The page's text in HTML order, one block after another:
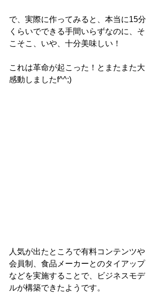
で、実際に作ってみると、本当に15分
くらいでできる手間いらずなのに、そ
こそこ、いや、十分美味しい！
これは革命が起こった！とまたまた大
感動しましたf^^;)
人気が出たところで有料コンテンツや
会員制、食品メーカーとのタイアップ
などを実施することで、ビジネスモデ
ルが構築できたようです。